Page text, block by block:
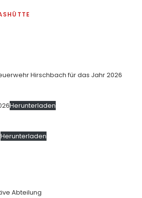
Hirschbach für das Jahr 2026
Herunterladen
Herunterladen
Abteilung